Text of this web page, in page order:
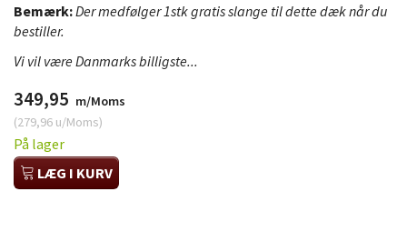
Bemærk:Der medfølger 1stk gratis slange til dette dæk når du
bestiller.
Vi vil være Danmarks billigste...
349,95 m/Moms
(279,96 u/Moms)
På lager
LÆG I KURV